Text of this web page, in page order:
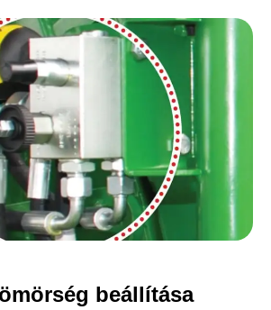
beállítása